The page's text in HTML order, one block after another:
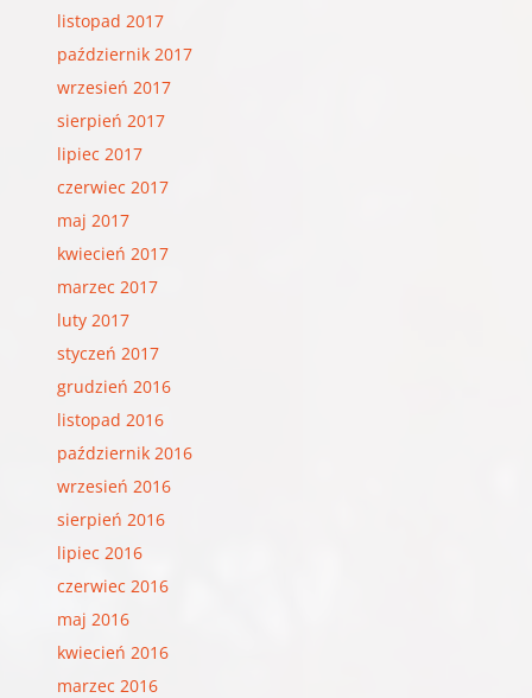
listopad 2017
październik 2017
wrzesień 2017
sierpień 2017
lipiec 2017
czerwiec 2017
maj 2017
kwiecień 2017
marzec 2017
luty 2017
styczeń 2017
grudzień 2016
listopad 2016
październik 2016
wrzesień 2016
sierpień 2016
lipiec 2016
czerwiec 2016
maj 2016
kwiecień 2016
marzec 2016